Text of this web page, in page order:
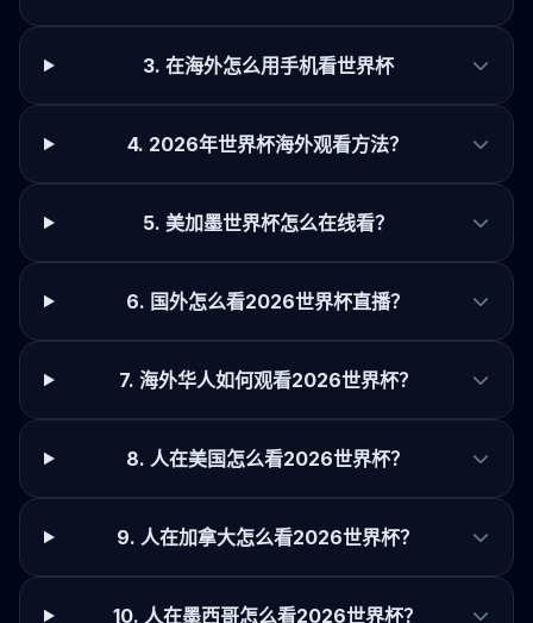
3. 在海外怎么用手机看世界杯
4. 2026年世界杯海外观看方法？
5. 美加墨世界杯怎么在线看？
6. 国外怎么看2026世界杯直播？
7. 海外华人如何观看2026世界杯？
8. 人在美国怎么看2026世界杯？
9. 人在加拿大怎么看2026世界杯？
10. 人在墨西哥怎么看2026世界杯？